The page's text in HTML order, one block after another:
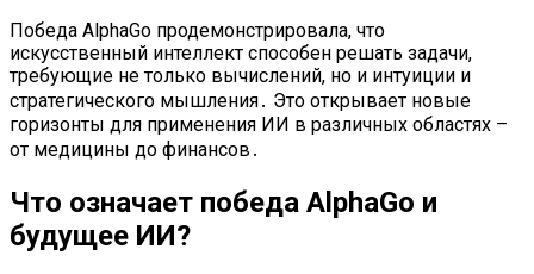
Победа AlphaGo продемонстрировала, что
искусственный интеллект способен решать задачи,
требующие не только вычислений, но и интуиции и
стратегического мышления․ Это открывает новые
горизонты для применения ИИ в различных областях –
от медицины до финансов․
Что означает победа AlphaGo и
будущее ИИ?